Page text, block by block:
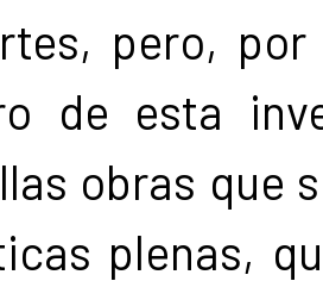
pero,
de esta
obras que
plenas,